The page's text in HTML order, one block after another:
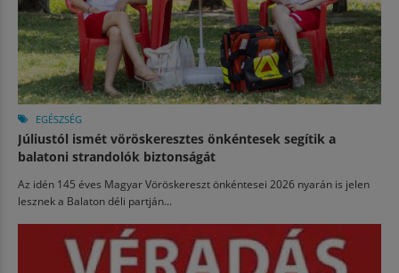
EGÉSZSÉG
Júliustól ismét vöröskeresztes önkéntesek segítik a
balatoni strandolók biztonságát
Az idén 145 éves Magyar Vöröskereszt önkéntesei 2026 nyarán is jelen
lesznek a Balaton déli partján...